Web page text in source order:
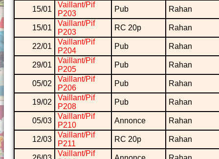
15/01
Vaillant/Pif
P203
Pub Rahan
15/01
Vaillant/Pif
P203
RC 20p Rahan
22/01
Vaillant/Pif
P204
Pub Rahan
29/01
Vaillant/Pif
P205
Pub Rahan
05/02
Vaillant/Pif
P206
Pub Rahan
19/02
Vaillant/Pif
P208
Pub Rahan
05/03
Vaillant/Pif
P210
Annonce Rahan
12/03
Vaillant/Pif
P211
RC 20p Rahan
Vaillant/Pif